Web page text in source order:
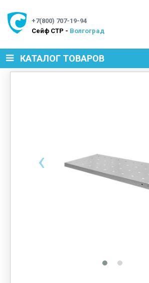
+7(800) 707-19-94
Cейф СТР - Волгоград
КАТАЛОГ ТОВАРОВ
МЕТАЛЛИЧЕСКИЕ СТЕЛЛАЖИ
ПРОИЗВОДСТВЕННАЯ МЕБЕЛЬ
СИСТЕМЫ ХРАНЕНИЯ
‹